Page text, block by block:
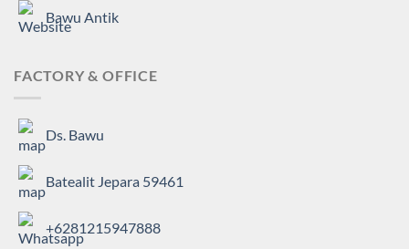
Bawu Antik
FACTORY & OFFICE
Ds. Bawu
Batealit Jepara 59461
+6281215947888